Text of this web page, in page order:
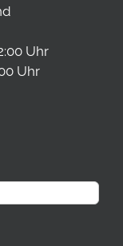
Uhr
Uhr